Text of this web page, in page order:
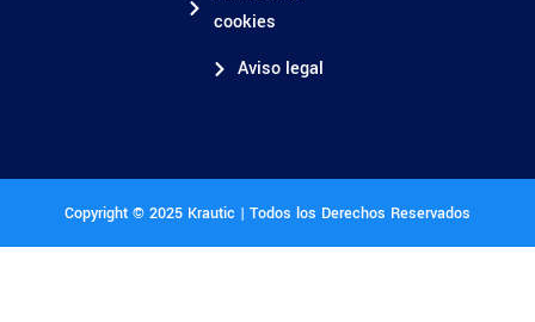
cookies
Aviso legal
Copyright © 2025 Krautic | Todos los Derechos Reservados